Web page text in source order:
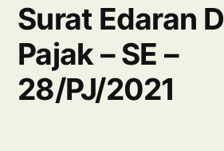
Surat Edaran
Pajak – SE –
28/PJ/2021